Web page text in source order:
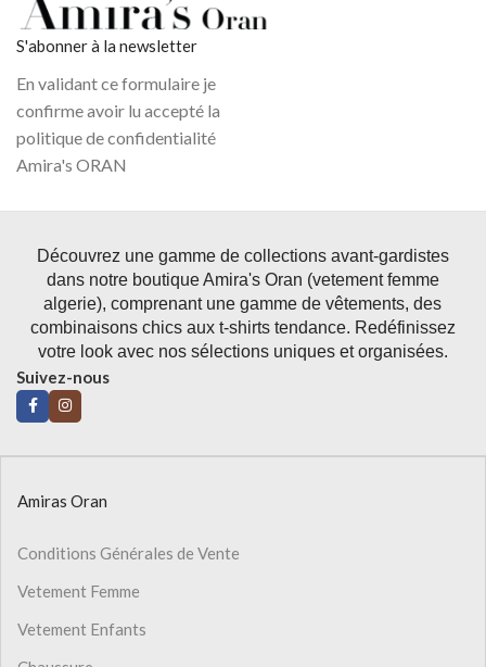
S'abonner à la newsletter
En validant ce formulaire je
confirme avoir lu accepté la
politique de confidentialité
Amira's ORAN
Découvrez une gamme de collections avant-gardistes
dans notre boutique Amira's Oran (vetement femme
algerie), comprenant une gamme de vêtements, des
combinaisons chics aux t-shirts tendance. Redéfinissez
votre look avec nos sélections uniques et organisées.
Suivez-nous
Amiras Oran
Conditions Générales de Vente
Vetement Femme
Vetement Enfants